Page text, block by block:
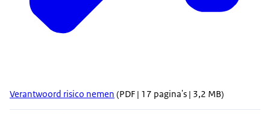
Verantwoord risico nemen (PDF | 17 pagina's | 3,2 MB)